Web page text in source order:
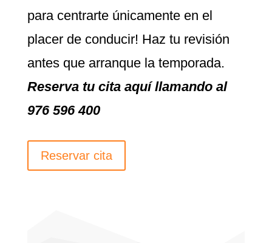
para centrarte únicamente en el
placer de conducir! Haz tu revisión
antes que arranque la temporada.
Reserva tu cita aquí llamando al
976 596 400
Reservar cita